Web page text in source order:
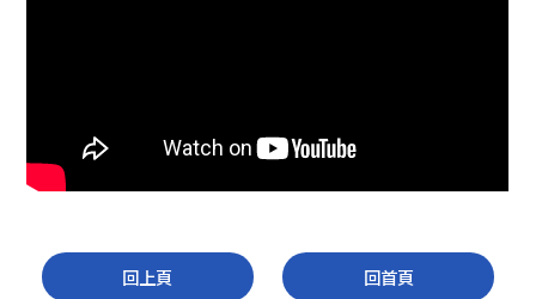
回上頁 回首頁